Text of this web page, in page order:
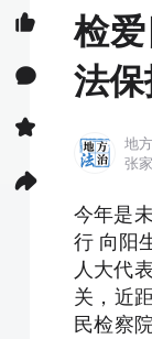
检
法
地
张
今年是
行 向阳
人大代
关，近
民检察